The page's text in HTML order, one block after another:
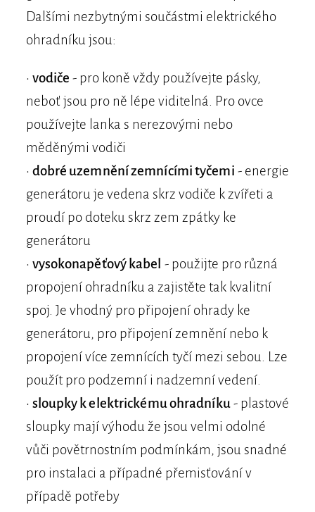
Dalšími nezbytnými součástmi elektrického
ohradníku jsou:
• vodiče - pro koně vždy používejte pásky,
neboť jsou pro ně lépe viditelná. Pro ovce
používejte lanka s nerezovými nebo
měděnými vodiči
• dobré uzemnění zemnícími tyčemi - energie
generátoru je vedena skrz vodiče k zvířeti a
proudí po doteku skrz zem zpátky ke
generátoru
• vysokonapěťový kabel - použijte pro různá
propojení ohradníku a zajistěte tak kvalitní
spoj. Je vhodný pro připojení ohrady ke
generátoru, pro připojení zemnění nebo k
propojení více zemnících tyčí mezi sebou. Lze
použít pro podzemní i nadzemní vedení.
• sloupky k elektrickému ohradníku- plastové
sloupky mají výhodu že jsou velmi odolné
vůči povětrnostním podmínkám, jsou snadné
pro instalaci a případné přemisťování v
případě potřeby